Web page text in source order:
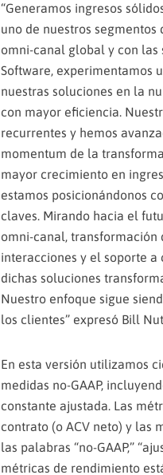
“Generamos ingresos
uno de nuestros
omni-canal global y con las
Software, experimentamos
nuestras soluciones en la
con mayor eficiencia.
recurrentes y hemos
momentum de la
mayor crecimiento en
estamos posicionándonos
claves. Mirando hacia el
omni-canal,
interacciones y el soporte
dichas soluciones
Nuestro enfoque sigue
los clientes” expresó Bill
En esta versión utilizamos
medidas no-GAAP,
constante ajustada. Las
contrato (o ACV neto) y las
las palabras “no-GAAP,”
métricas de rendimiento